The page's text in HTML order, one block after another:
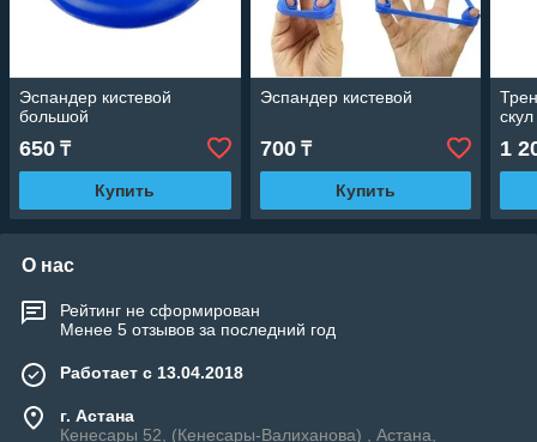
Эспандер кистевой
большой
650 ₸
Купить
Эспандер кистевой
700₸
Купить
скул
1
О нас
Рейтинг не сформирован
Менее 5 отзывов за последний год
Работает с 13.04.2018
г. Астана
Кенесары 52, (Кенесары-Валиханова) , Астана,